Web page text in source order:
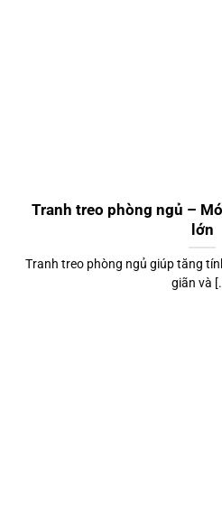
Tranh treo phòng ngủ –
lớn
Tranh treo phòng ngủ giúp tăng
giãn và